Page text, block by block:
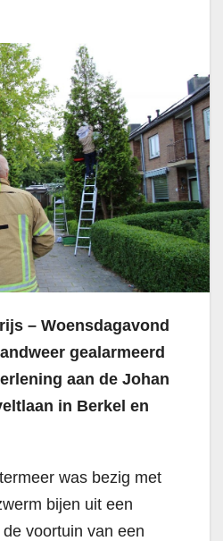
– Woensdagavond
gealarmeerd
aan de Johan
in Berkel en
was bezig met
bijen uit een
voortuin van een